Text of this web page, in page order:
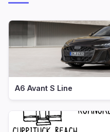
A6 Avant S Line